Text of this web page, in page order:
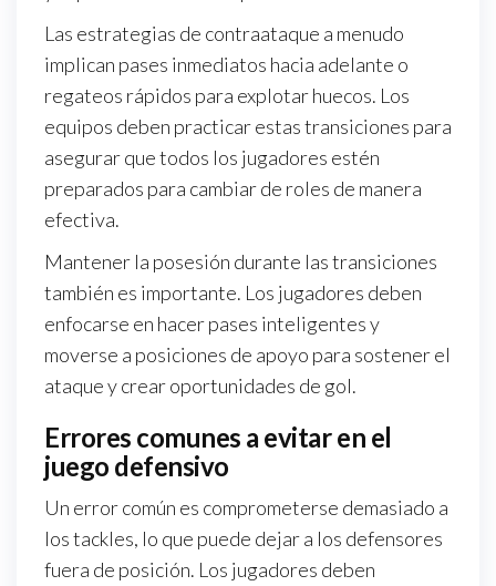
Las estrategias de contraataque a menudo
implican pases inmediatos hacia adelante o
regateos rápidos para explotar huecos. Los
equipos deben practicar estas transiciones para
asegurar que todos los jugadores estén
preparados para cambiar de roles de manera
efectiva.
Mantener la posesión durante las transiciones
también es importante. Los jugadores deben
enfocarse en hacer pases inteligentes y
moverse a posiciones de apoyo para sostener el
ataque y crear oportunidades de gol.
Errores comunes a evitar en el
juego defensivo
Un error común es comprometerse demasiado a
los tackles, lo que puede dejar a los defensores
fuera de posición. Los jugadores deben